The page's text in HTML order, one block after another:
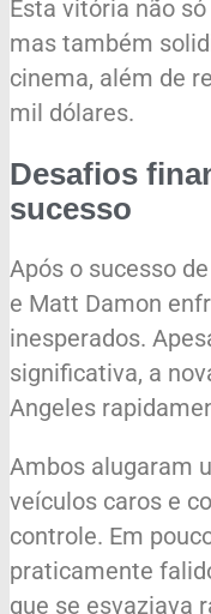
Esta vitória não
mas também
cinema, além de
mil dólares.
Desafios
sucesso
Após o sucesso de
e Matt Damon
inesperados.
significativa, a
Angeles
Ambos alugaram
veículos caros e
controle. Em
praticamente
que se esvaziava